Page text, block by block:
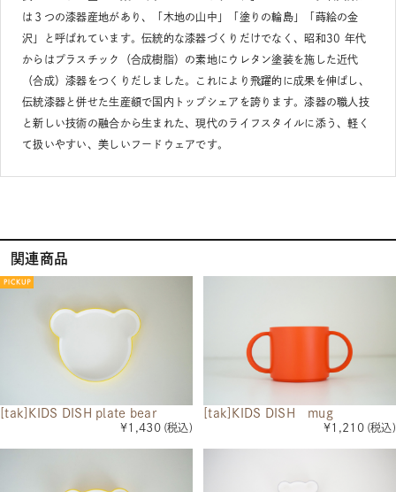
は３つの漆器産地があり、「木地の山中」「塗りの輪島」「蒔絵の金
沢」と呼ばれています。伝統的な漆器づくりだけでなく、昭和30 年代
からはプラスチック（合成樹脂）の素地にウレタン塗装を施した近代
（合成）漆器をつくりだしました。これにより飛躍的に成果を伸ばし、
伝統漆器と併せた生産額で国内トップシェアを誇ります。漆器の職人技
と新しい技術の融合から生まれた、現代のライフスタイルに添う、軽く
て扱いやすい、美しいフードウェアです。
関連商品
[tak]KIDS DISH plate bear
¥1,430 (税込)
[tak]KIDS DISH mug
¥1,210 (税込)